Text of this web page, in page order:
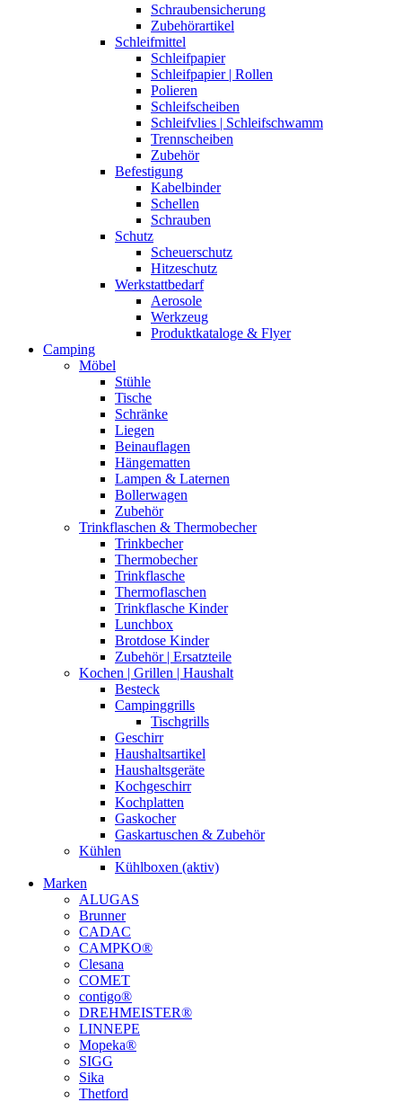
Schraubensicherung
Zubehörartikel
Schleifmittel
Schleifpapier
Schleifpapier | Rollen
Polieren
Schleifscheiben
Schleifvlies | Schleifschwamm
Trennscheiben
Zubehör
Befestigung
Kabelbinder
Schellen
Schrauben
Schutz
Scheuerschutz
Hitzeschutz
Werkstattbedarf
Aerosole
Werkzeug
Produktkataloge & Flyer
Camping
Möbel
Stühle
Tische
Schränke
Liegen
Beinauflagen
Hängematten
Lampen & Laternen
Bollerwagen
Zubehör
Trinkflaschen & Thermobecher
Trinkbecher
Thermobecher
Trinkflasche
Thermoflaschen
Trinkflasche Kinder
Lunchbox
Brotdose Kinder
Zubehör | Ersatzteile
Kochen | Grillen | Haushalt
Besteck
Campinggrills
Tischgrills
Geschirr
Haushaltsartikel
Haushaltsgeräte
Kochgeschirr
Kochplatten
Gaskocher
Gaskartuschen & Zubehör
Kühlen
Kühlboxen (aktiv)
Marken
ALUGAS
Brunner
CADAC
CAMPKO®
Clesana
COMET
contigo®
DREHMEISTER®
LINNEPE
Mopeka®
SIGG
Sika
Thetford